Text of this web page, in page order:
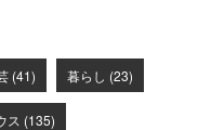
(41) 暮らし (23)
ス (135)